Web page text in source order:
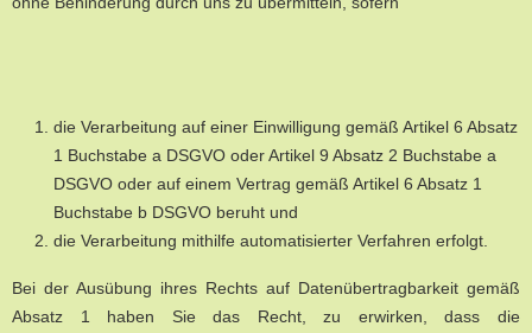
die Verarbeitung auf einer Einwilligung gemäß Artikel 6 Absatz
1 Buchstabe a DSGVO oder Artikel 9 Absatz 2 Buchstabe a
DSGVO oder auf einem Vertrag gemäß Artikel 6 Absatz 1
Buchstabe b DSGVO beruht und
die Verarbeitung mithilfe automatisierter Verfahren erfolgt.
Bei der Ausübung ihres Rechts auf Datenübertragbarkeit gemäß
Absatz 1 haben Sie das Recht, zu erwirken, dass die